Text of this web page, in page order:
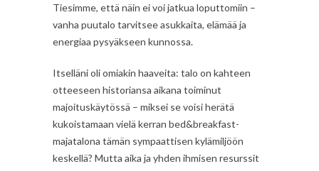
Tiesimme, että näin ei voi jatkua loputtomiin –
vanha puutalo tarvitsee asukkaita, elämää ja
energiaa pysyäkseen kunnossa.
Itselläni oli omiakin haaveita: talo on kahteen
otteeseen historiansa aikana toiminut
majoituskäytössä – miksei se voisi herätä
kukoistamaan vielä kerran bed&breakfast-
majatalona tämän sympaattisen kylämiljöön
keskellä? Mutta aika ja yhden ihmisen resurssit